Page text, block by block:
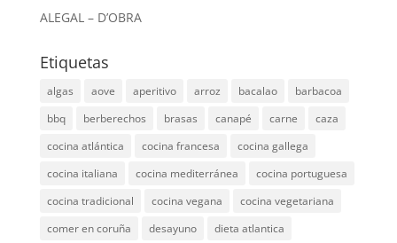
ALEGAL – D’OBRA
Etiquetas
algas aove aperitivo arroz bacalao
barbacoa
bbq
berberechos brasas canapé carne
caza
cocina atlántica
cocina francesa
cocina gallega
cocina italiana
cocina mediterránea
cocina portuguesa
cocina tradicional
cocina vegana
cocina vegetariana
comer en coruña
desayuno
dieta atlantica